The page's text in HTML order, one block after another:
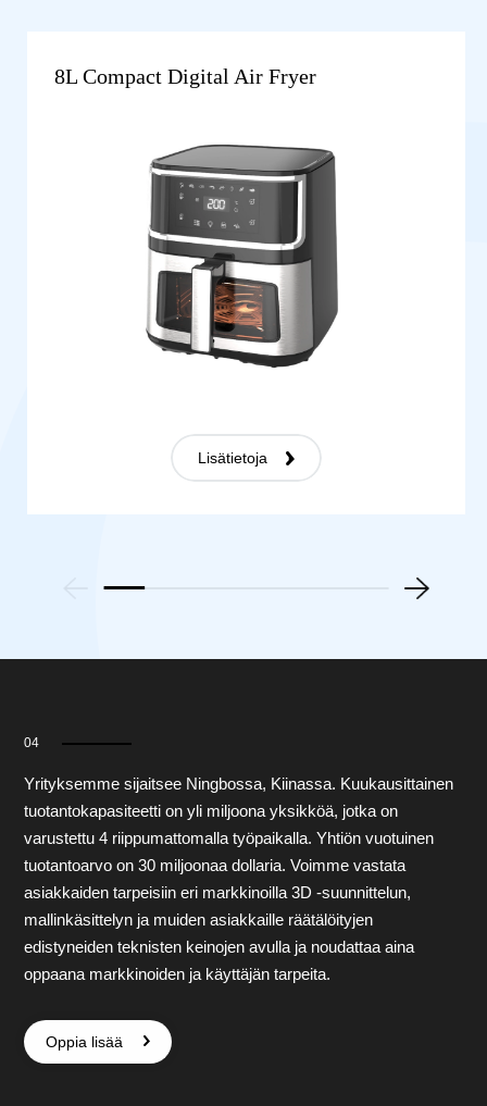
8L Compact Digital Air Fryer
Lisätietoja
04
Yrityksemme sijaitsee Ningbossa, Kiinassa. Kuukausittainen
tuotantokapasiteetti on yli miljoona yksikköä, jotka on
varustettu 4 riippumattomalla työpaikalla. Yhtiön vuotuinen
tuotantoarvo on 30 miljoonaa dollaria. Voimme vastata
asiakkaiden tarpeisiin eri markkinoilla 3D -suunnittelun,
mallinkäsittelyn ja muiden asiakkaille räätälöityjen
edistyneiden teknisten keinojen avulla ja noudattaa aina
oppaana markkinoiden ja käyttäjän tarpeita.
Oppia lisää